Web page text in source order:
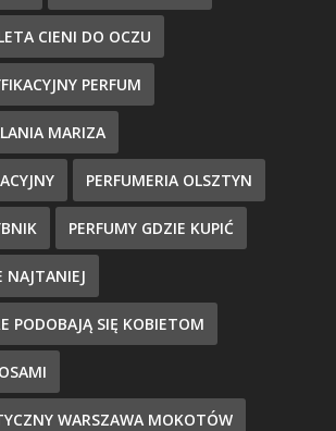
CIENI DO OCZU
PERFUM
MARIZA
PERFUMERIA OLSZTYN
PERFUMY GDZIE KUPIĆ
NAJTANIEJ
PODOBAJĄ SIĘ KOBIETOM
WARSZAWA MOKOTÓW